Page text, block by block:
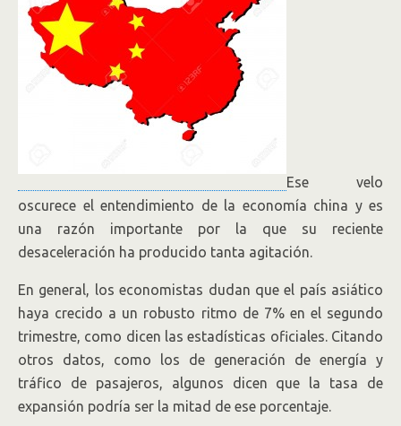
Ese velo
oscurece el entendimiento de la economía china y es
una razón importante por la que su reciente
desaceleración ha producido tanta agitación.
En general, los economistas dudan que el país asiático
haya crecido a un robusto ritmo de 7% en el segundo
trimestre, como dicen las estadísticas oficiales. Citando
otros datos, como los de generación de energía y
tráfico de pasajeros, algunos dicen que la tasa de
expansión podría ser la mitad de ese porcentaje.